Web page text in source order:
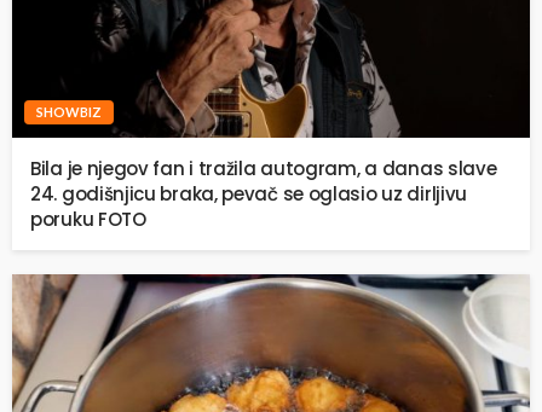
SHOWBIZ
Bila je njegov fan i tražila autogram, a danas slave
24. godišnjicu braka, pevač se oglasio uz dirljivu
poruku FOTO